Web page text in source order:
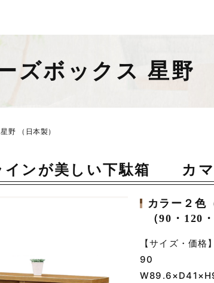
ズボックス 星野
野 （日本製）
インが美しい下駄箱 カ
カラー２色
（90・120
【サイズ・価格】
90